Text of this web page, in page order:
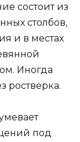
состоит из
столбов,
и в местах
Иногда
ростверка.
под